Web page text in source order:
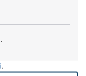
.
.